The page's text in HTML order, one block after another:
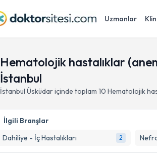
Uzmanlar
Hematolojik hastalıklar
İstanbul
İstanbul Üsküdariçinde toplam 10 Hematolojik
İlgili Branşlar
Dahiliye - İç Hastalıkları
2